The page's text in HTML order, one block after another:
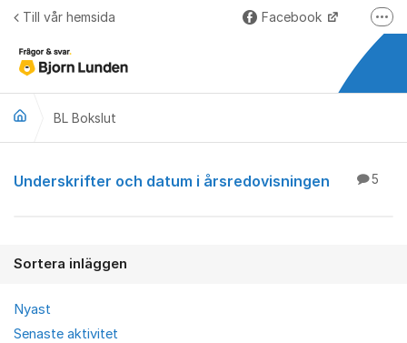
Hoppa till innehåll
Till vår hemsida Facebook
BL Bokslut
BL Bokslut
Underskrifter och datum i årsredovisningen 5
Sortera inläggen
Nyast
Senaste aktivitet